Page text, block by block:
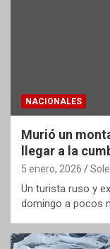
NACIONALES
Murió un
llegar a la
5 enero, 2026
Un turista ruso y
domingo a pocos